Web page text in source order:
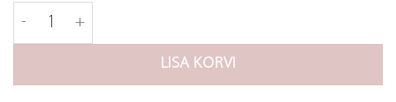
Valamu Tapwell 7040 kogus
LISA KORVI